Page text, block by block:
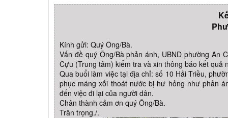
Kính gửi: Quý Ông/Bà.
Vấn đề quý Ông/Bà phản ánh, UBND phường An
Cựu (Trung tâm) kiểm tra và xin thông báo kết quả
Qua buổi làm việc tại địa chỉ: số 10 Hải Triều,
phục máng xối thoát nước bị hư hỏng như phản
đến việc đi lại của người dân.
Chân thành cảm ơn quý Ông/Bà.
Trân trọng./.